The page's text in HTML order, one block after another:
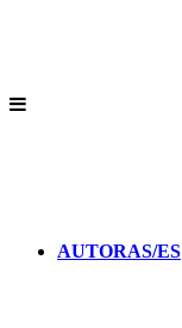
AUTORAS/ES